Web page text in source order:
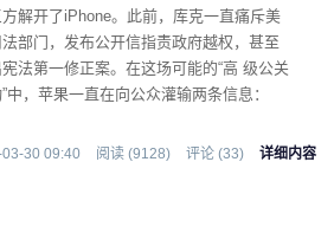
解开了iPhone。此前，库克一直痛斥美
法部门，发布公开信指责政府越权，甚至
法第一修正案。在这场可能的“高 级公关
中，苹果一直在向公众灌输两条信息：
30 09:40 阅读 (9128) 评论 (33) 详细内容